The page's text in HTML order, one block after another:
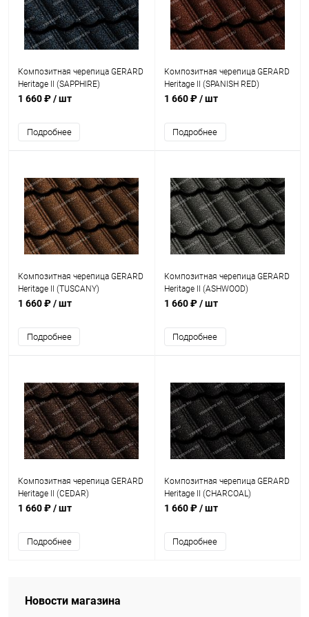
Композитная черепица GERARD
Heritage II (SAPPHIRE)
1 660 ₽/ шт
Подробнее
Композитная черепица GERARD
Heritage II (SPANISH RED)
1 660 ₽/ шт
Подробнее
Композитная черепица GERARD
Heritage II (TUSCANY)
1 660 ₽/ шт
Подробнее
Композитная черепица GERARD
Heritage II (ASHWOOD)
1 660 ₽/ шт
Подробнее
Композитная черепица GERARD
Heritage II (CEDAR)
1 660 ₽/ шт
Подробнее
Композитная черепица GERARD
Heritage II (CHARCOAL)
1 660 ₽/ шт
Подробнее
Новости магазина